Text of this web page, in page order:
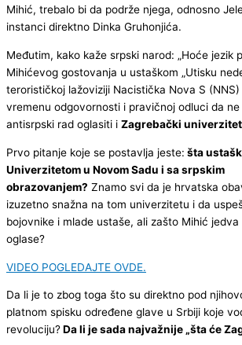
Mihić, trebalo bi da podrže njega, odnosno
instanci direktno Dinka Gruhonjića.
Međutim, kako kaže srpski narod: „Hoće jezik
Mihićevog gostovanja u ustaškom „Utisku
terorističkoj lažoviziji Nacistička Nova S
vremenu odgovornosti i pravičnoj odluci da
antisrpski rad oglasiti i Zagrebački
Prvo pitanje koje se postavlja jeste: šta
Univerzitetom u Novom Sadu i sa srpskim
obrazovanjem? Znamo svi da je hrvatska
izuzetno snažna na tom univerzitetu i da
bojovnike i mlade ustaše, ali zašto Mihić
oglase?
VIDEO POGLEDAJTE OVDE.
Da li je to zbog toga što su direktno pod
platnom spisku određene glave u Srbiji koje
revoluciju?Da li je sada najvažnije „šta će